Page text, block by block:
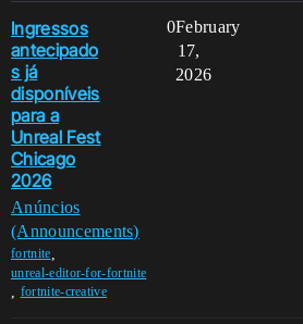
Ingressos
antecipado
s já
disponíveis
para a
Unreal Fest
Chicago
2026
Anúncios
(Announcements)
fortnite
unreal-editor-for-fortnite
fortnite-creative
0February
17,
2026